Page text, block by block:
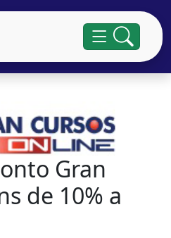
Gran
de 10% a